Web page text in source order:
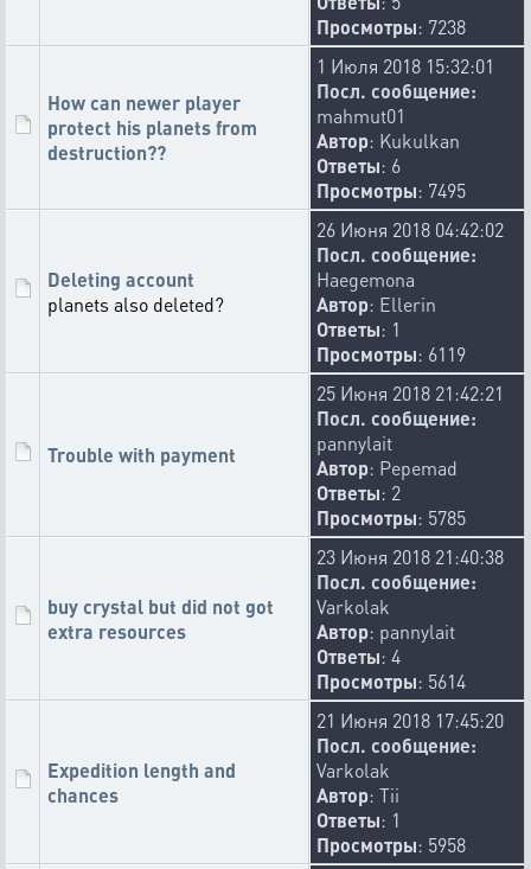
Просмотры: 7238
How can newer player
protect his planets from
destruction??
1 Июля 2018 15:32:01
Посл. сообщение:
mahmut01
Автор: Kukulkan
Ответы: 6
Просмотры: 7495
Deleting account
planets also deleted?
26 Июня 2018 04:42:02
Посл. сообщение:
Haegemona
Автор: Ellerin
Ответы: 1
Просмотры: 6119
Trouble with payment
25 Июня 2018 21:42:21
Посл. сообщение:
pannylait
Автор: Pepemad
Ответы: 2
Просмотры: 5785
buy crystal but did not got
extra resources
23 Июня 2018 21:40:38
Посл. сообщение:
Varkolak
Автор: pannylait
Ответы: 4
Просмотры: 5614
Expedition length and
chances
21 Июня 2018 17:45:20
Посл. сообщение:
Varkolak
Автор: Tii
Ответы: 1
Просмотры: 5958